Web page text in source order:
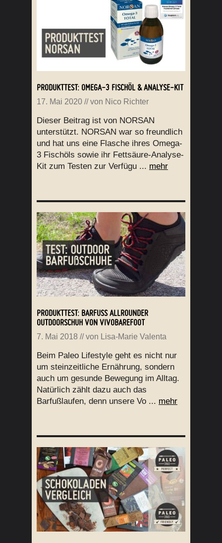
PRODUKTTEST: OMEGA-3 FISCHÖL & ANALYSE-KIT
17. Mai 2020 // von Nico Richter
Dieser Beitrag ist von NORSAN
unterstützt. NORSAN war so freundlich
und hat uns eine Flasche ihres Omega-
3 Fischöls sowie ihr Fettsäure-Analyse-
Kit zum Testen zur Verfügu ... mehr
PRODUKTTEST: BARFUSS ALLROUNDER O
UTDOORSCHUH VON VIVOBAREFOOT
7. Mai 2018 // von Lisa-Marie Valenta
Beim Paleo Lifestyle geht es nicht nur
um steinzeitliche Ernährung, sondern
auch um gesunde Bewegung im Alltag.
Natürlich zählt dazu auch das
Barfußlaufen, denn unsere Vo ... mehr